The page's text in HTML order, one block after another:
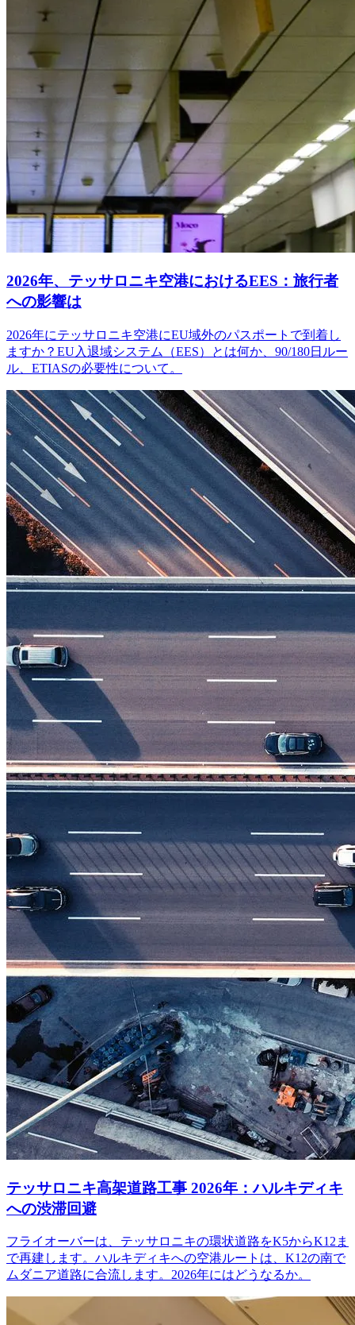
2026年、テッサロニキ空港におけるEES：旅行者
への影響は
2026年にテッサロニキ空港にEU域外のパスポートで到着し
ますか？EU入退域システム（EES）とは何か、90/180日ルー
ル、ETIASの必要性について。
テッサロニキ高架道路工事 2026年：ハルキディキ
への渋滞回避
フライオーバーは、テッサロニキの環状道路をK5からK12ま
で再建します。ハルキディキへの空港ルートは、K12の南で
ムダニア道路に合流します。2026年にはどうなるか。